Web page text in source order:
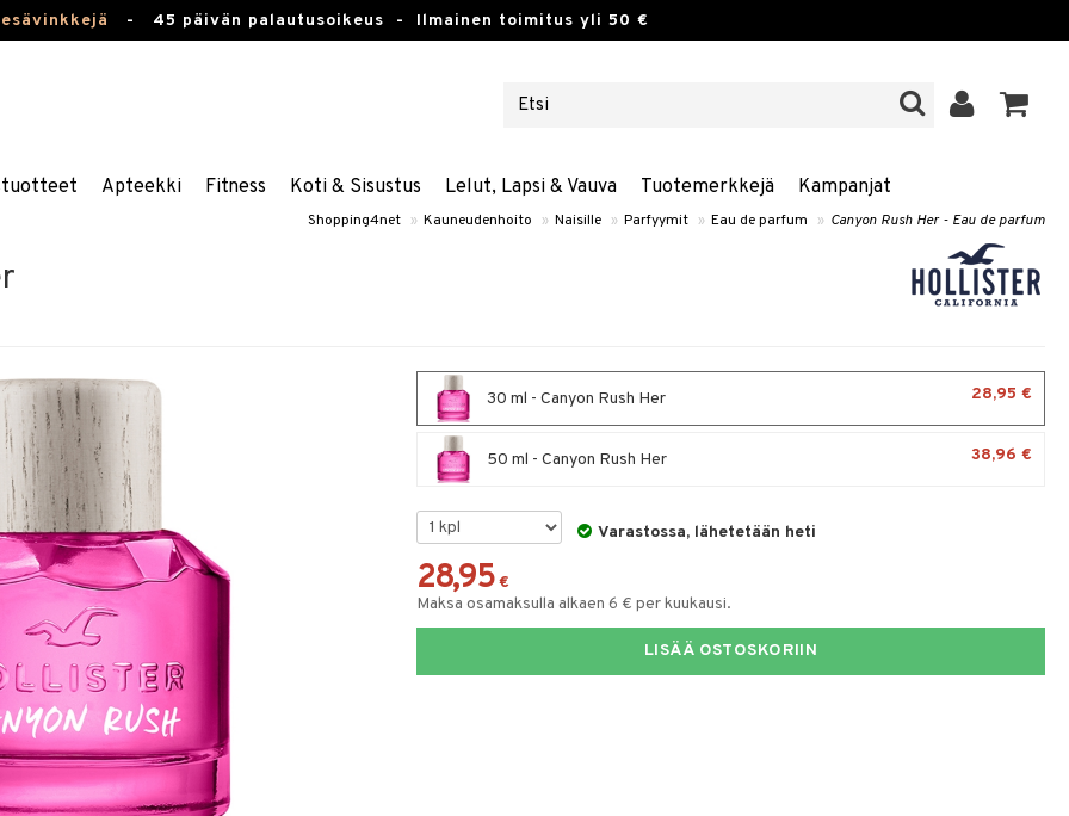
- 45 päivän palautusoikeus - Ilmainen toimitus yli 50 €
Apteekki Fitness Koti & Sisustus Lelut, Lapsi & Vauva Tuotemerkkejä Kampanjat
Shopping4net » Kauneudenhoito » Naisille » Parfyymit » Eau de parfum » Canyon Rush Her - Eau de parfum
30 ml - Canyon Rush Her 28,95 €
50 ml - Canyon Rush Her 38,96 €
Varastossa, lähetetään heti
28,95 €
Maksa osamaksulla alkaen 6 € per kuukausi.
LISÄÄ OSTOSKORIIN